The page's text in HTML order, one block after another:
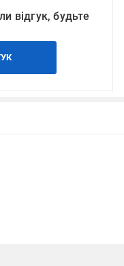
відгук, будьте